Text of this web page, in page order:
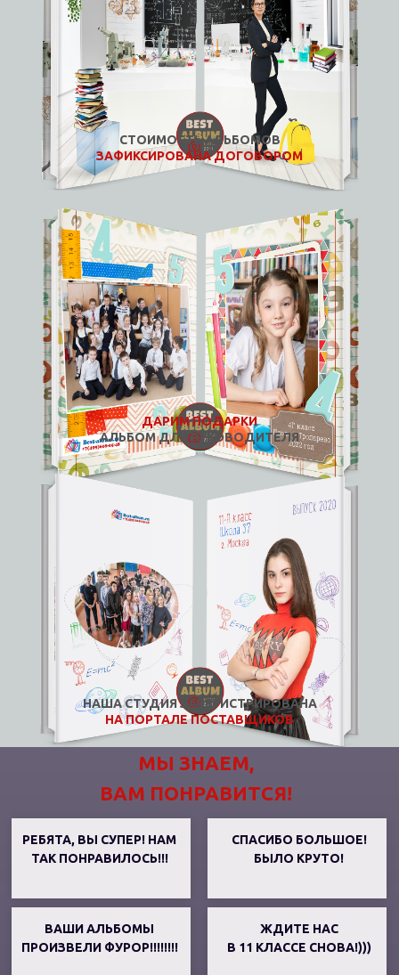
СТОИМОСТЬ АЛЬБОМОВ
ЗАФИКСИРОВАНА ДОГОВОРОМ
ДАРИМ ПОДАРКИ
АЛЬБОМ ДЛЯ РУКОВОДИТЕЛЯ
НАША СТУДИЯ ЗАРЕГИСТРИРОВАНА
НА ПОРТАЛЕ ПОСТАВЩИКОВ
МЫ ЗНАЕМ,
ВАМ ПОНРАВИТСЯ!
ЖДИТЕ НАС
В 11 КЛАССЕ СНОВА!)))
ВАШИ АЛЬБОМЫ
ПРОИЗВЕЛИ ФУРОР!!!!!!!!
СПАСИБО БОЛЬШОЕ!
БЫЛО КРУТО!
РЕБЯТА, ВЫ СУПЕР! НАМ
ТАК ПОНРАВИЛОСЬ!!!